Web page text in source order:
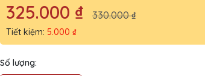
325.000 ₫ 330.000 ₫
Tiết kiệm: 5.000 ₫
Số lượng: